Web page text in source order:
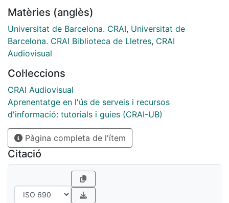
Matèries (anglès)
Universitat de Barcelona. CRAI, Universitat de
Barcelona. CRAI Biblioteca de Lletres, CRAI
Audiovisual
Col·leccions
CRAI Audiovisual
Aprenentatge en l'ús de serveis i recursos
d'informació: tutorials i guies (CRAI-UB)
Pàgina completa de l'ítem
Citació